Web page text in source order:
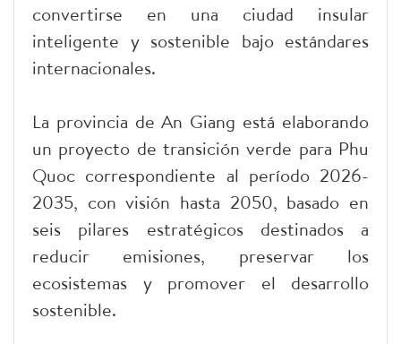
convertirse en una ciudad insular
inteligente y sostenible bajo estándares
internacionales.
La provincia de An Giang está elaborando
un proyecto de transición verde para Phu
Quoc correspondiente al período 2026-
2035, con visión hasta 2050, basado en
seis pilares estratégicos destinados a
reducir emisiones, preservar los
ecosistemas y promover el desarrollo
sostenible.